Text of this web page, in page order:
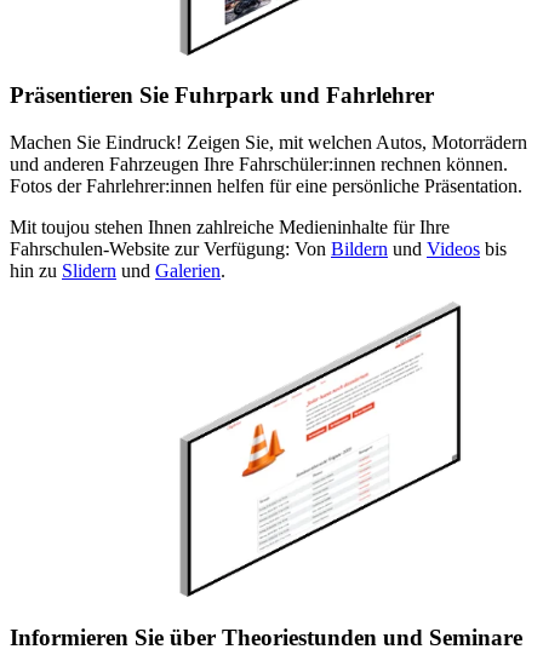
Präsentieren Sie Fuhrpark und Fahrlehrer
Machen Sie Eindruck! Zeigen Sie, mit welchen Autos, Motorrädern
und anderen Fahrzeugen Ihre Fahrschüler:innen rechnen können.
Fotos der Fahrlehrer:innen helfen für eine persönliche Präsentation.
Mit toujou stehen Ihnen zahlreiche Medieninhalte für Ihre
Fahrschulen-Website zur Verfügung: Von Bildern und Videos bis
hin zu Slidern und Galerien.
Informieren Sie über Theoriestunden und Seminare